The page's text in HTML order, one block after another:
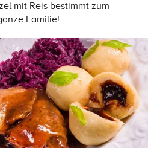
mit Reis bestimmt zum
Familie!